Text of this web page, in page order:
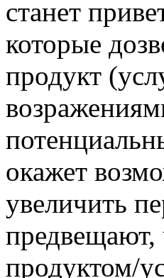
станет
которые
продукт
окажет
увеличить
предвещают,
продуктом/